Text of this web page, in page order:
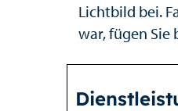
Lichtbild bei.
war, fügen